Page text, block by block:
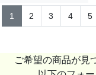
1 2 3 4 5
ご希望の商品が見